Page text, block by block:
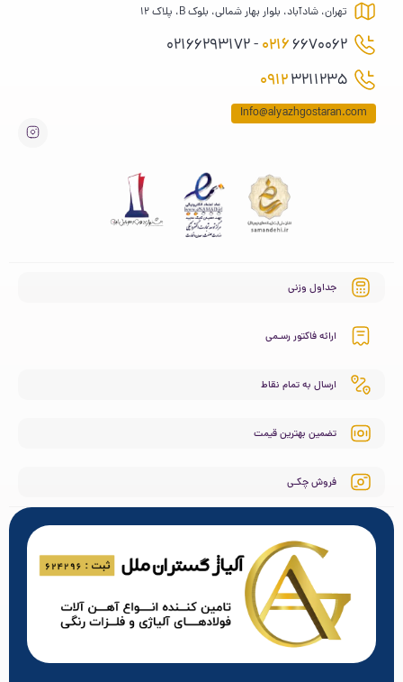
تهران، شادآباد، بلوار بهار شمالی، بلوک B، پلاک 12
02166670062 - 02166293172
09123211235
Info@alyazhgostaran.com
جداول وزنی
ارائه فاکتور رسـمی
ارسال به تمام نقاط
تضمین بهترین قیمت
فروش چکـی